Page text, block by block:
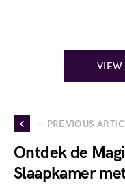
VIEW
— PREVIOUS
Ontdek de
Slaapkamer